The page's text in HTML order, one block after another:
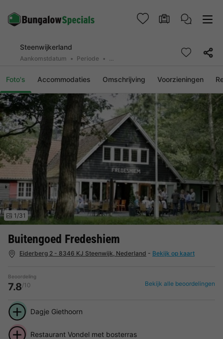
Steenwijkerland
Aankomstdatum Periode 2 deelnemers, 0 huisdier
Foto's Accommodaties Omschrijving Voorzieningen
Buitengoed Fredeshiem
Eiderberg 2 - 8346 KJ Steenwijk, Nederland - Bekijk op kaart
1/31
Beoordeling
7.8/10 Bekijk alle beoordelingen
Dagje Giethoorn
Restaurant Vondel met bosterras